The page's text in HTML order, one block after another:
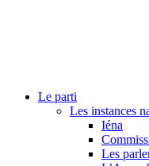
Le parti
Les instances
Iéna
Les